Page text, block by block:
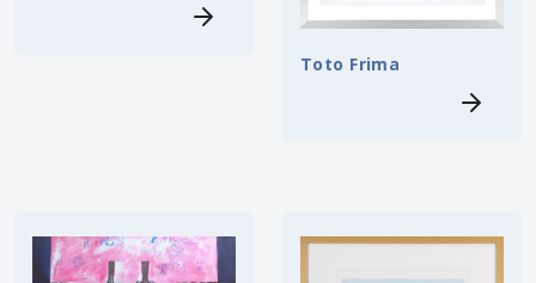
Toto Frima